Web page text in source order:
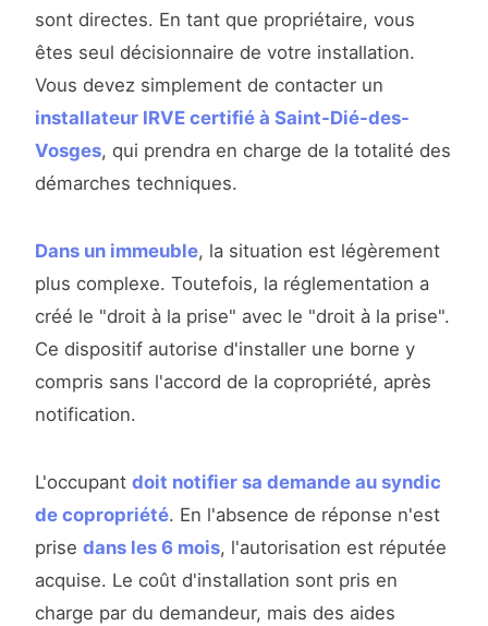
sont directes. En tant que propriétaire, vous
êtes seul décisionnaire de votre installation.
Vous devez simplement de contacter un
installateur IRVE certifié à Saint-Dié-des-
Vosges, qui prendra en charge de la totalité des
démarches techniques.
Dans un immeuble, la situation est légèrement
plus complexe. Toutefois, la réglementation a
créé le "droit à la prise" avec le "droit à la prise".
Ce dispositif autorise d'installer une borne y
compris sans l'accord de la copropriété, après
notification.
L'occupant doit notifier sa demande au syndic
de copropriété. En l'absence de réponse n'est
prise dans les 6 mois, l'autorisation est réputée
acquise. Le coût d'installation sont pris en
charge par du demandeur, mais des aides